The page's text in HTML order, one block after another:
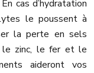
cas d’hydratation
le poussent à
la perte en sels
le zinc, le fer et le
aideront vos